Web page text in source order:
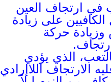
في ارتجاف العين
على زيادة
حركة
الذي يؤدي
الارتجاف اللاإرادي